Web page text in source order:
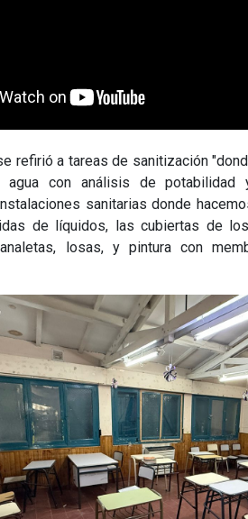
refirió a tareas de sanitización
con análisis de potabilidad
sanitarias donde
de líquidos, las cubiertas de
losas, y pintura con